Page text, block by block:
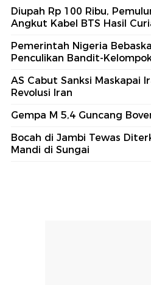
Diupah Rp 100 Ribu,
Angkut Kabel BTS Hasil
Pemerintah Nigeria
Penculikan Bandit-
AS Cabut Sanksi Maskapai
Revolusi Iran
Gempa M 5,4 Guncang
Bocah di Jambi Tewas
Mandi di Sungai